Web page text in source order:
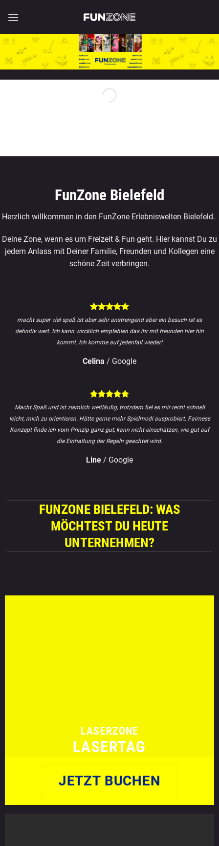
Inhalt
FunZone Bielefeld
Herzlich willkommen in den FunZone Erlebniswelten Bielefeld.
Deine Zone, wenn es um Freizeit & Fun geht. Hier kannst Du zu
jedem Anlass mit Deiner Familie, Freunden und Kollegen eine
schöne Zeit verbringen.
macht super viel spaß ist aber sehr anstrengend aber ein besuch ist es
definitiv wert. Ich kann wircklich empfehlen das ihr mit freunden hier hin
kommt. Ich komme auf jedenfall wieder!
Celina / Google
Macht Spaß und ist ziemlich weitläufig, trotzdem fiel es mir recht schnell
leicht, mich zu orientieren. Hätte gerne mehr Spielmodi ausprobiert. Fairness
Konzept finde ich vom Prinzip ganz gut, kann nicht einschätzen, wie gut auf
die Einhaltung der Regeln geachtet wird.
Line / Google
FUNZONE BIELEFELD: WAS
MÖCHTEST DU HEUTE
UNTERNEHMEN?
LASERZONE
LASERTAG
JETZT BUCHEN